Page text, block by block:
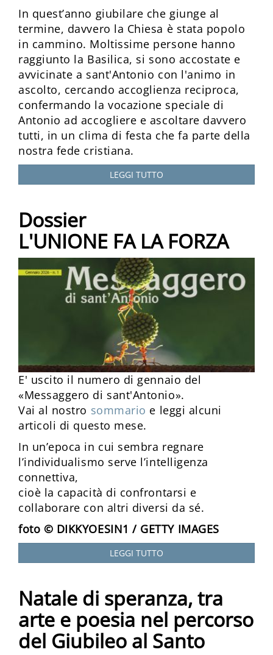
In quest’anno giubilare che giunge al
termine, davvero la Chiesa è stata popolo
in cammino. Moltissime persone hanno
raggiunto la Basilica, si sono accostate e
avvicinate a sant'Antonio con l'animo in
ascolto, cercando accoglienza reciproca,
confermando la vocazione speciale di
Antonio ad accogliere e ascoltare davvero
tutti, in un clima di festa che fa parte della
nostra fede cristiana.
LEGGI TUTTO
Dossier
L'UNIONE FA LA FORZA
E' uscito il numero di gennaio del
«Messaggero di sant'Antonio».
Vai al nostro sommario e leggi alcuni
articoli di questo mese.
In un’epoca in cui sembra regnare
l’individualismo serve l’intelligenza
connettiva,
cioè la capacità di confrontarsi e
collaborare con altri diversi da sé.
foto © DIKKYOESIN1 / GETTY IMAGES
LEGGI TUTTO
Natale di speranza, tra
arte e poesia nel percorso
del Giubileo al Santo